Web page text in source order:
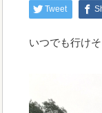
Tweet
いつでも行け